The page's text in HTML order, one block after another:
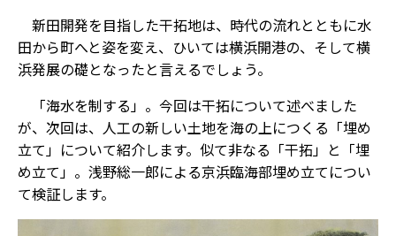
新田開発を目指した干拓地は、時代の流れとともに水
田から町へと姿を変え、ひいては横浜開港の、そして横
浜発展の礎となったと言えるでしょう。
「海水を制する」。今回は干拓について述べました
が、次回は、人工の新しい土地を海の上につくる「埋め
立て」について紹介します。似て非なる「干拓」と「埋
め立て」。浅野総一郎による京浜臨海部埋め立てについ
て検証します。